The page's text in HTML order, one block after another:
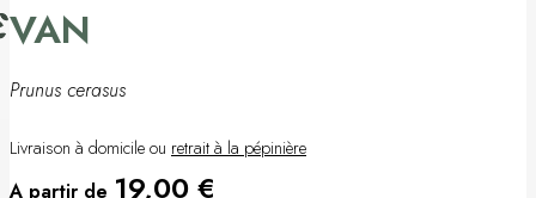
Porte-greffes & greffons
Matériel de plantation
VAN
Prunus cerasus
Livraison à domicile ou retrait à la pépinière
A partir de 19,00 €